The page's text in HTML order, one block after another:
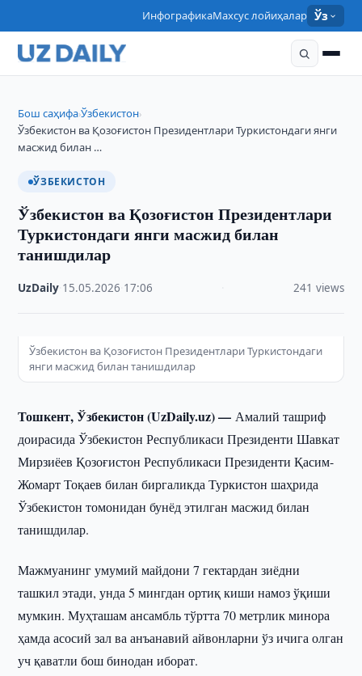
ИнфографикаМахсус лойиҳалар Ўз
Бош саҳифа›Ўзбекистон›
Ўзбекистон ва Қозоғистон Президентлари Туркистондаги янги
масжид билан …
ЎЗБЕКИСТОН
Ўзбекистон ва Қозоғистон Президентлари
Туркистондаги янги масжид билан
танишдилар
UzDaily 15.05.2026 17:06 241 views
Ўзбекистон ва Қозоғистон Президентлари Туркистондаги
янги масжид билан танишдилар
Тошкент, Ўзбекистон (UzDaily.uz) —Амалий ташриф
доирасида Ўзбекистон Республикаси Президенти Шавкат
Мирзиёев Қозоғистон Республикаси Президенти Қасим-
Жомарт Тоқаев билан биргаликда Туркистон шаҳрида
Ўзбекистон томонидан бунёд этилган масжид билан
танишдилар.
Мажмуанинг умумий майдони 7 гектардан зиёдни
ташкил этади, унда 5 мингдан ортиқ киши намоз ўқиши
мумкин. Муҳташам ансамбль тўртта 70 метрлик минора
ҳамда асосий зал ва анъанавий айвонларни ўз ичига олган
уч қаватли бош бинодан иборат.